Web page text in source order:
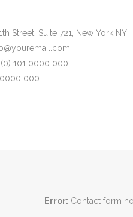
Street, Suite 721, New York NY
(0) 101 0000 000
0000 000
Error: Contact form